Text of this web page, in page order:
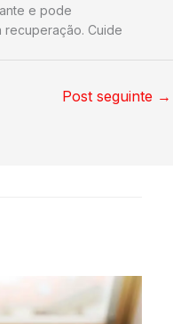
e pode
recuperação. Cuide
Post seguinte →